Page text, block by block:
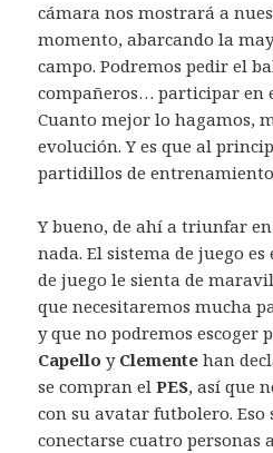
cámara nos mostrará a
momento, abarcando la
campo. Podremos pedir el
compañeros… participar en
Cuanto mejor lo hagamos,
evolución. Y es que al
partidillos de
Y bueno, de ahí a triunfar
nada. El sistema de juego
de juego le sienta de
que necesitaremos mucha
y que no podremos escoger
Capello y Clemente han
se compran elPES, así que
con su avatar futbolero. Eso
conectarse cuatro personas